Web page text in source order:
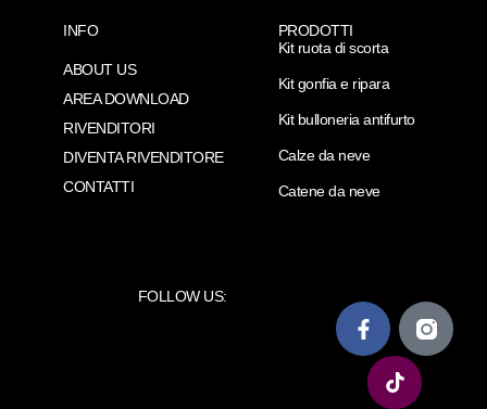
INFO
ABOUT US
AREA DOWNLOAD
RIVENDITORI
DIVENTA RIVENDITORE
CONTATTI
PRODOTTI
Kit ruota di scorta
Kit gonfia e ripara
Kit bulloneria antifurto
Calze da neve
Catene da neve
FOLLOW US: